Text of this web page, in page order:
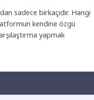
sadece birkaçıdır. Hangi
kendine özgü
yapmak